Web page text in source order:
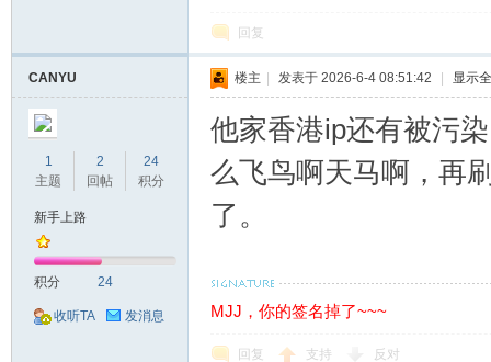
站
回复
CANYU
1
主题
2
回帖
24
积分
新手上路
积分 24
收听TA 发消息
楼主 发表于 2026-6-4 08:51:42 显示
他家香港ip还有被污
么飞鸟啊天马啊，再
了。
MJJ，你的签名掉了~~~
回复 支持 反对